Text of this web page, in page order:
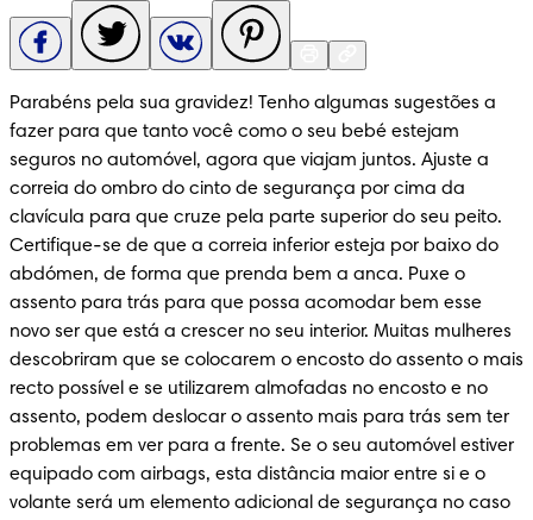
Parabéns pela sua gravidez! Tenho algumas sugestões a
fazer para que tanto você como o seu bebé estejam
seguros no automóvel, agora que viajam juntos. Ajuste a
correia do ombro do cinto de segurança por cima da
clavícula para que cruze pela parte superior do seu peito.
Certifique-se de que a correia inferior esteja por baixo do
abdómen, de forma que prenda bem a anca. Puxe o
assento para trás para que possa acomodar bem esse
novo ser que está a crescer no seu interior. Muitas mulheres
descobriram que se colocarem o encosto do assento o mais
recto possível e se utilizarem almofadas no encosto e no
assento, podem deslocar o assento mais para trás sem ter
problemas em ver para a frente. Se o seu automóvel estiver
equipado com airbags, esta distância maior entre si e o
volante será um elemento adicional de segurança no caso